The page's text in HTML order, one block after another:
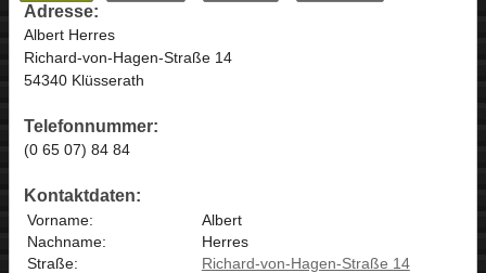
Adresse:
Albert Herres
Richard-von-Hagen-Straße 14
54340 Klüsserath
Telefonnummer:
(0 65 07) 84 84
Kontaktdaten:
Vorname:
Albert
Nachname:
Herres
Straße:
Richard-von-Hagen-Straße 14